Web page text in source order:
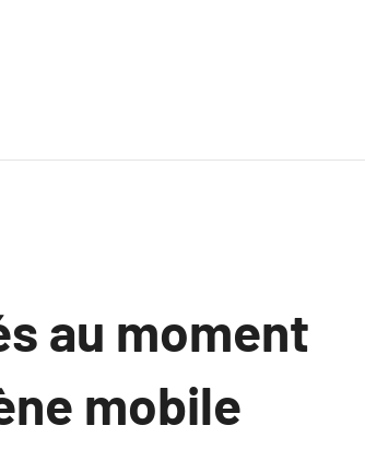
au moment
mobile